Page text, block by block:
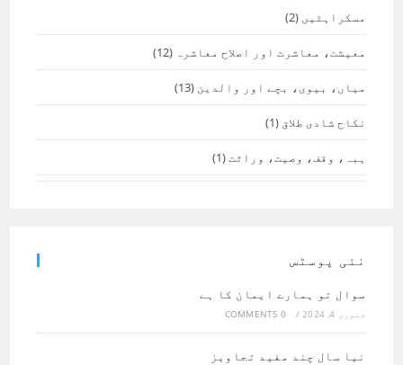
مسکراہٹیں (2)
معیشت، معاشرت اور اصلاح معاشرہ (12)
میاں، بیوی، بچے اور والدین (13)
نکاح شادی طلاق (1)
ہبہ، وقف، وصیت، وراثت(1)
نئی پوسٹس
سوال تو ہمارے ایمان کا ہے
جنوری 4, 2024 /
0 COMMENTS
نیا سال چند مفید تجاویز